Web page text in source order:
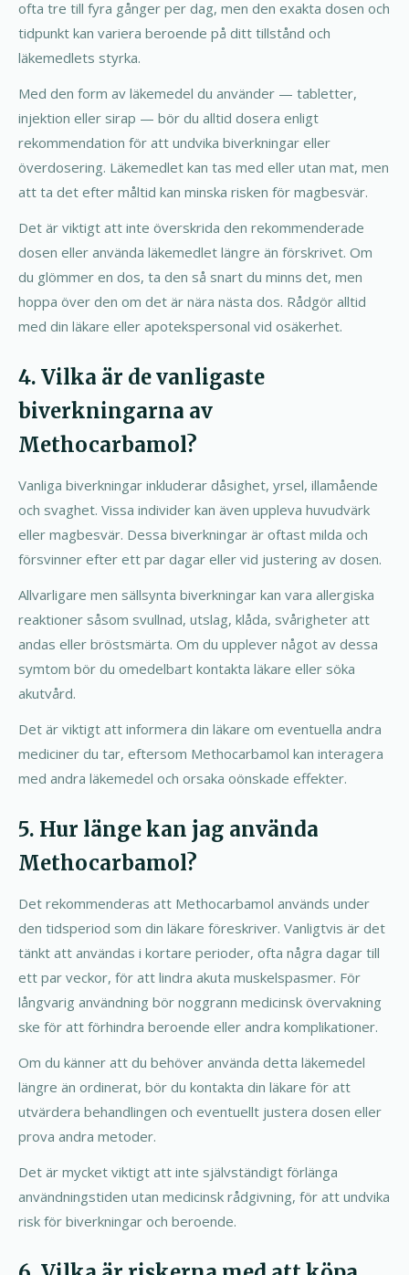
ofta tre till fyra gånger per dag, men den exakta dosen och
tidpunkt kan variera beroende på ditt tillstånd och
läkemedlets styrka.
Med den form av läkemedel du använder — tabletter,
injektion eller sirap — bör du alltid dosera enligt
rekommendation för att undvika biverkningar eller
överdosering. Läkemedlet kan tas med eller utan mat, men
att ta det efter måltid kan minska risken för magbesvär.
Det är viktigt att inte överskrida den rekommenderade
dosen eller använda läkemedlet längre än förskrivet. Om
du glömmer en dos, ta den så snart du minns det, men
hoppa över den om det är nära nästa dos. Rådgör alltid
med din läkare eller apotekspersonal vid osäkerhet.
4. Vilka är de vanligaste
biverkningarna av
Methocarbamol?
Vanliga biverkningar inkluderar dåsighet, yrsel, illamående
och svaghet. Vissa individer kan även uppleva huvudvärk
eller magbesvär. Dessa biverkningar är oftast milda och
försvinner efter ett par dagar eller vid justering av dosen.
Allvarligare men sällsynta biverkningar kan vara allergiska
reaktioner såsom svullnad, utslag, klåda, svårigheter att
andas eller bröstsmärta. Om du upplever något av dessa
symtom bör du omedelbart kontakta läkare eller söka
akutvård.
Det är viktigt att informera din läkare om eventuella andra
mediciner du tar, eftersom Methocarbamol kan interagera
med andra läkemedel och orsaka oönskade effekter.
5. Hur länge kan jag använda
Methocarbamol?
Det rekommenderas att Methocarbamol används under
den tidsperiod som din läkare föreskriver. Vanligtvis är det
tänkt att användas i kortare perioder, ofta några dagar till
ett par veckor, för att lindra akuta muskelspasmer. För
långvarig användning bör noggrann medicinsk övervakning
ske för att förhindra beroende eller andra komplikationer.
Om du känner att du behöver använda detta läkemedel
längre än ordinerat, bör du kontakta din läkare för att
utvärdera behandlingen och eventuellt justera dosen eller
prova andra metoder.
Det är mycket viktigt att inte självständigt förlänga
användningstiden utan medicinsk rådgivning, för att undvika
risk för biverkningar och beroende.